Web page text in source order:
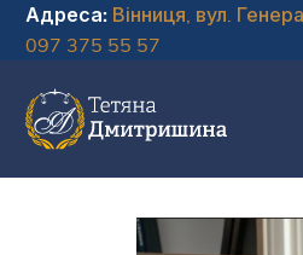
Адреса: Вінниця, вул.
097 375 55 57